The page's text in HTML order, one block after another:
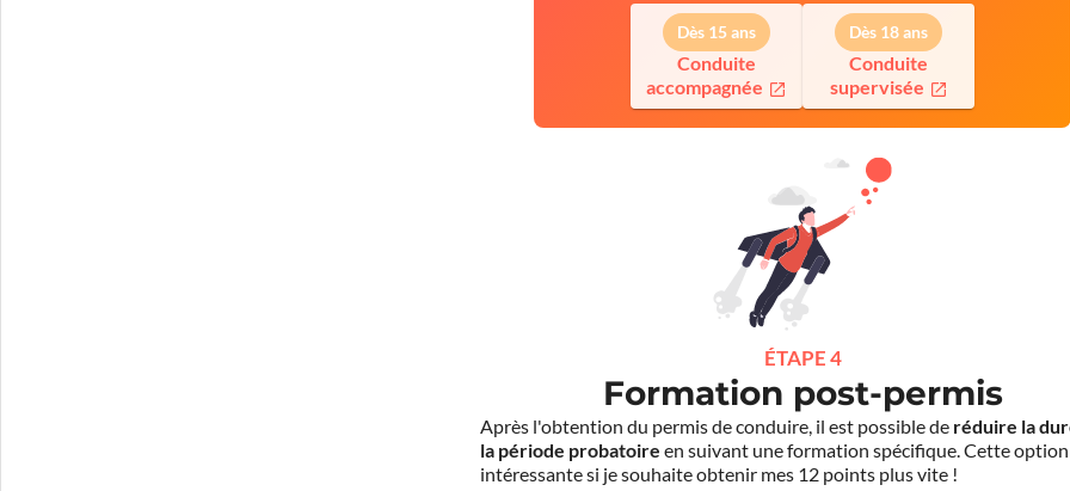
Dès 15 ans
Conduite
accompagnée
Dès 18 ans
Conduite
supervisée
ÉTAPE 4
Formation post-permis
Après l'obtention du permis de conduire, il est possible de réduire la
la période probatoire en suivant une formation spécifique. Cette
intéressante si je souhaite obtenir mes 12 points plus vite !